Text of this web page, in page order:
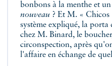
bonbons à la menthe et
nouveau ? Et M. « Chicos
système expliqué, la porta
chez M. Binard, le
circonspection, après
l'affaire en échange de